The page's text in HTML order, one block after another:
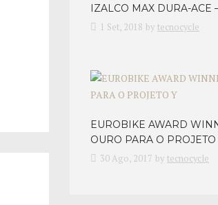
IZALCO MAX DURA-ACE
1 Set, 2018 by tecnocycle
EUROBIKE AWARD
OURO PARA O PROJETO
30 Ago, 2017 by tecnocycle